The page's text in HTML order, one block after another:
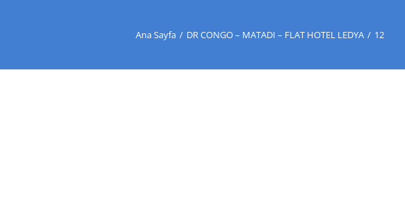
Ana Sayfa / DR CONGO – MATADI – FLAT HOTEL LEDYA / 12